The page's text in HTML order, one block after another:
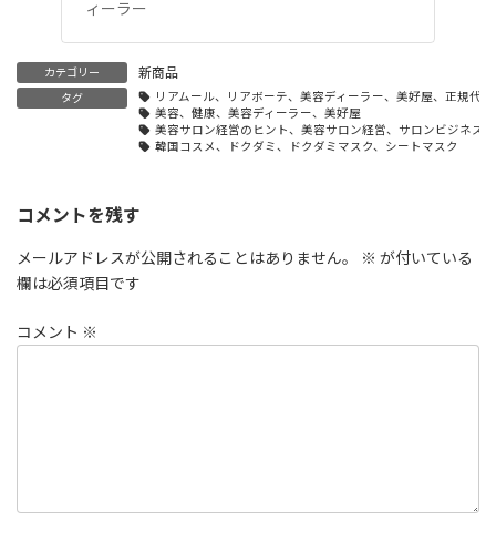
ィーラー
カテゴリー 新商品
タグ
リアムール、リアボーテ、美容ディーラー、美好屋、正規代
美容、健康、美容ディーラー、美好屋
美容サロン経営のヒント、美容サロン経営、サロンビジネス
韓国コスメ、ドクダミ、ドクダミマスク、シートマスク
コメントを残す
メールアドレスが公開されることはありません。 ※ が付いている
欄は必須項目です
コメント ※